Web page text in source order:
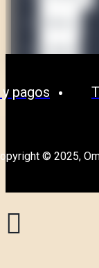
pagos
© 2025,